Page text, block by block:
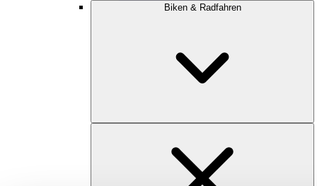
Biken & Radfahren